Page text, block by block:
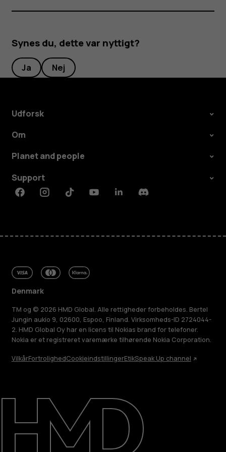
Om
Reparer, genbrug, genanvend
Support
Synes du, dette var nyttigt?
Ja Nej
Udforsk
Om
Planet and people
Support
FacebookInstagramTiktokYoutubeLinkedinDiscord
Denmark
TM og © 2026 HMD Global. Alle rettigheder forbeholdes. Bertel
Jungin aukio 9, 02600, Espoo, Finland. Virksomheds-ID 2724044-
2. HMD Global Oy har en licens til Nokias brand for telefoner.
Nokia er et registreret varemærke tilhørende Nokia Corporation.
VilkårFortrolighedCookieindstillingerEtikSpeak Up channel